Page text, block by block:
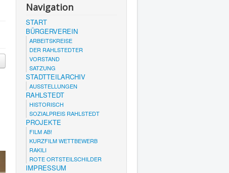
Navigation
START
BÜRGERVEREIN
ARBEITSKREISE
DER RAHLSTEDTER
VORSTAND
SATZUNG
STADTTEILARCHIV
AUSSTELLUNGEN
RAHLSTEDT
HISTORISCH
SOZIALPREIS RAHLSTEDT
PROJEKTE
FILM AB!
KURZFILM WETTBEWERB
RAKILI
ROTE ORTSTEILSCHILDER
IMPRESSUM